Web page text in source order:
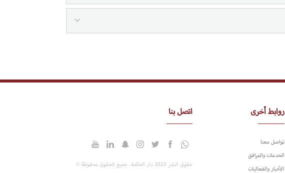
روابط أخرى
تواصل معنا
الخدمات والمرافق
الأخبار والفعاليات
اتصل بنا
حقوق النشر 2023 دار الحكمة. جميع الحقوق محفوظة ©